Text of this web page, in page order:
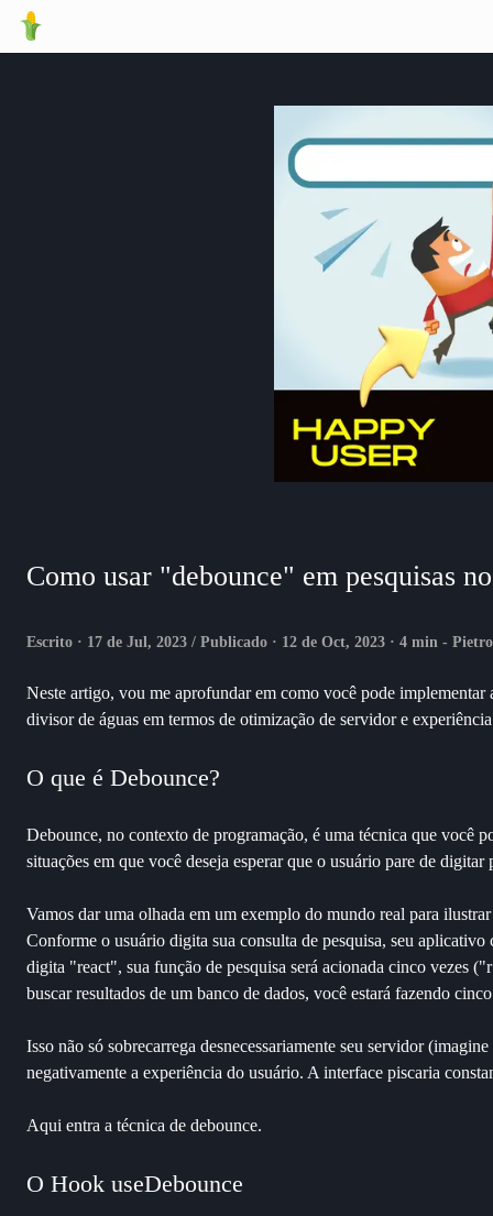
Como usar "debounce" em pesquisas
Escrito · 17 de Jul, 2023 / Publicado · 12 de Oct, 2023 · 4 min -
Neste artigo, vou me aprofundar em como você pode
divisor de águas em termos de otimização de servidor e
O que é Debounce?
Debounce, no contexto de programação, é uma técnica que você
situações em que você deseja esperar que o usuário pare de
Vamos dar uma olhada em um exemplo do mundo real para
Conforme o usuário digita sua consulta de pesquisa, seu
digita "react", sua função de pesquisa será acionada cinco vezes
buscar resultados de um banco de dados, você estará fazendo
Isso não só sobrecarrega desnecessariamente seu servidor
negativamente a experiência do usuário. A interface piscaria
Aqui entra a técnica de debounce.
O Hook useDebounce